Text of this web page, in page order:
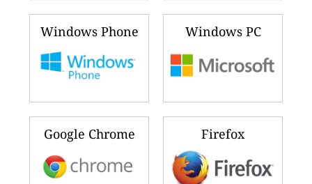
Windows Phone Windows PC
Google Chrome Firefox